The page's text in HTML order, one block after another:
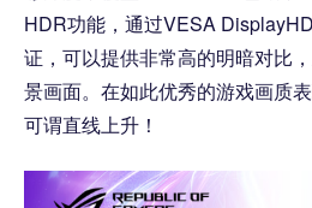
HDR功能，通过VESA
证，可以提供非常高的明暗对比
景画面。在如此优秀的游戏画质
可谓直线上升！